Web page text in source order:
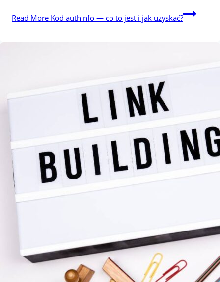
Read More Kod authinfo — co to jest i jak uzyskać?